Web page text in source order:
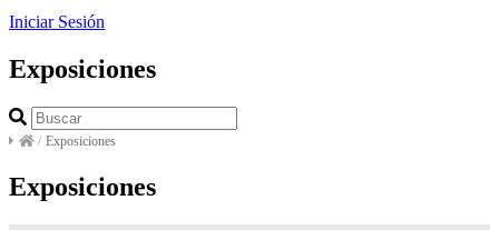
Iniciar Sesión
Exposiciones
/ Exposiciones
Exposiciones